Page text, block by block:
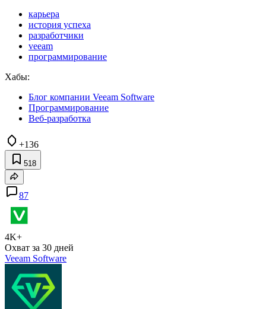
карьера
история успеха
разработчики
veeam
программирование
Хабы:
Блог компании Veeam Software
Программирование
Веб-разработка
+136
518
87
4K+
Охват за 30 дней
Veeam Software